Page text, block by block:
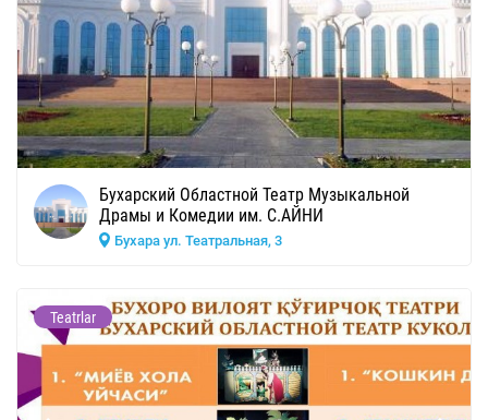
Бухарский Областной Театр Музыкальной
Драмы и Комедии им. С.АЙНИ
Бухара ул. Театральная, 3
Teatrlar